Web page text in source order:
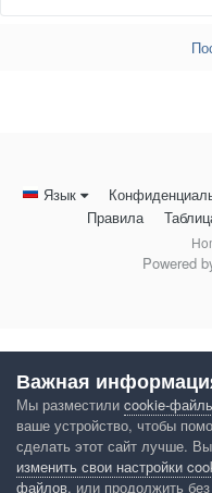
Язык
Правила
Powered
Важная
Мы разместили cookie-
ваше устройство, чтобы
сделать этот сайт лучше.
изменить свои настройки
файлов, или продолжить без